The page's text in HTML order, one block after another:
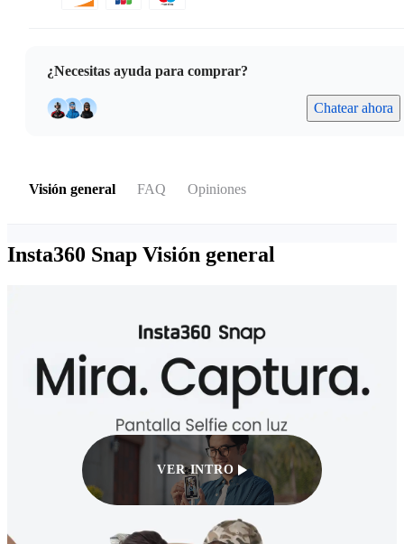
¿Necesitas ayuda para comprar?
Chatear ahora
Visión general FAQ Opiniones
Insta360 Snap Visión general
VER INTRO